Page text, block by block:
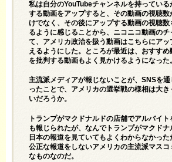
私は自分のYouTubeチャンネルを持っている
する動画をアップすると、その動画の視聴数
けでなく、その後にアップする動画の視聴数
るように感じることから、ニコニコ動画のチ
て、アメリカ政治を扱う動画はこちらにアッ
えるようにした。ところが最近は、おすす
を批判する動画もよく見かけるようになった
主流派メディアが報じないことが、SNSを
ったことで、アメリカの選挙戦の様相は大
いだろうか。
トランプがマクドナルドの店舗でアルバイ
も報じられたが、なんでトランプがマクドナ
日本の報道を見ていてもよくわからなかっ
公正な報道をしないアメリカの主流派マスコ
なものなのだ。